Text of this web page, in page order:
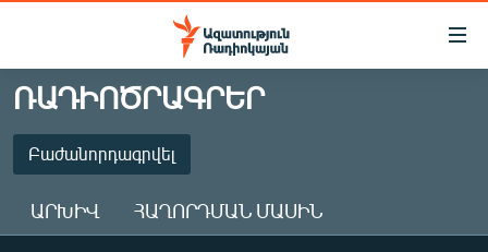
Մատչելիության
Անցնել
հիմնական
բովանդակությանը
Անցնել
մենյուին
Որոնում
ԱԶԱՏՈՒԹՅՈՒՆ TV
ՀԱՅԱՍՏԱՆ
ԸՆՏՐՈՒԹՅՈՒՆՆԵՐ 2026
ՌԱԴԻՈԾՐԱԳՐԵՐ
Բաժանորդագրվել
ԱՐԽԻՎ ՀԱՂՈՐԴՄԱՆ ՄԱՍԻՆ